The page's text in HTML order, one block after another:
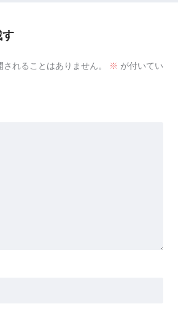
す
れることはありません。 ※ が付いてい